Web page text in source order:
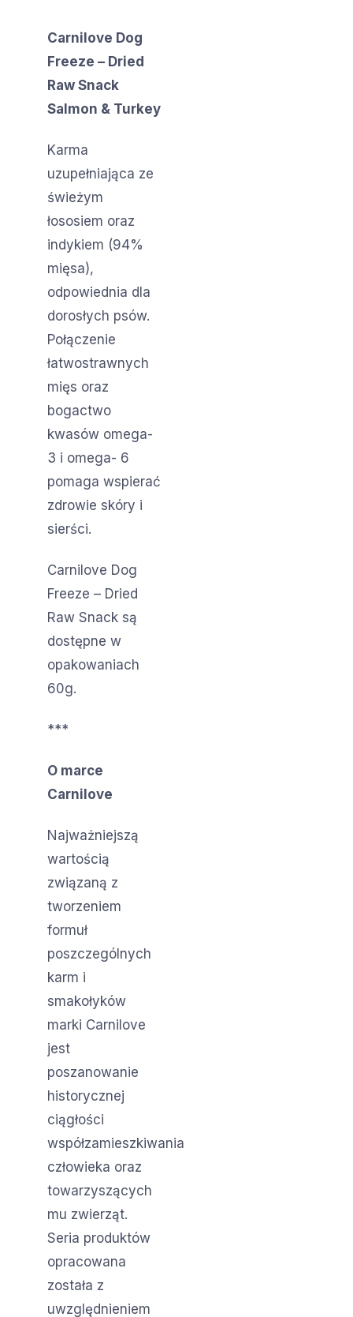
Carnilove Dog
Freeze – Dried
Raw Snack
Salmon & Turkey
Karma
uzupełniająca ze
świeżym
łososiem oraz
indykiem (94%
mięsa),
odpowiednia dla
dorosłych psów.
Połączenie
łatwostrawnych
mięs oraz
bogactwo
kwasów omega-
3 i omega- 6
pomaga wspierać
zdrowie skóry i
sierści.
Carnilove Dog
Freeze – Dried
Raw Snack są
dostępne w
opakowaniach
60g.
***
O marce
Carnilove
Najważniejszą
wartością
związaną z
tworzeniem
formuł
poszczególnych
karm i
smakołyków
marki Carnilove
jest
poszanowanie
historycznej
ciągłości
współzamieszkiwania
człowieka oraz
towarzyszących
mu zwierząt.
Seria produktów
opracowana
została z
uwzględnieniem